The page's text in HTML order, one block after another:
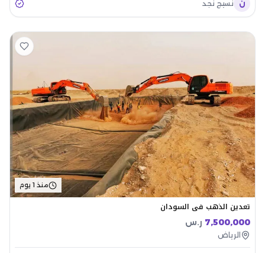
ن نسيج نجد
منذ 1 يوم
تعدين الذهب في السودان
7,500,000 ر.س
الرياض